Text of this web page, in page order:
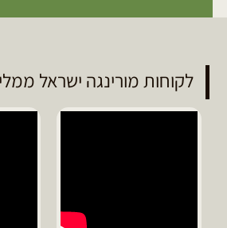
לקוחות מורינגה ישראל